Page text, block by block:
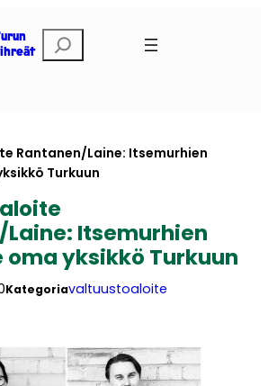
Etsi
Rantanen/Laine: Itsemurhien
Turkuun
Itsemurhien
oma yksikkö Turkuun
Kategoriavaltuustoaloite